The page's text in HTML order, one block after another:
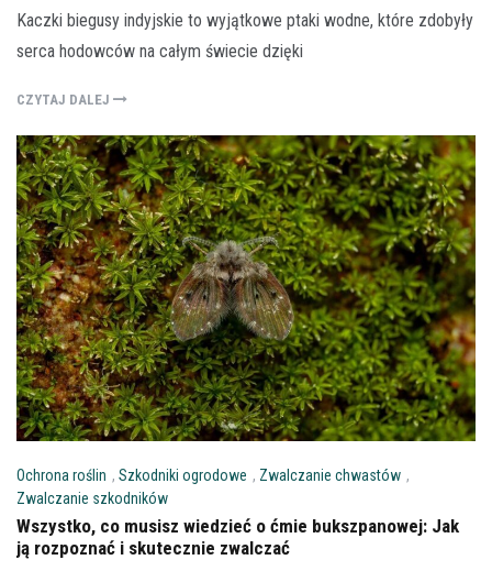
Kaczki biegusy indyjskie to wyjątkowe ptaki wodne, które zdobyły
serca hodowców na całym świecie dzięki
CZYTAJ DALEJ
Ochrona roślin , Szkodniki ogrodowe , Zwalczanie chwastów ,
Zwalczanie szkodników
Wszystko, co musisz wiedzieć o ćmie bukszpanowej: Jak
ją rozpoznać i skutecznie zwalczać